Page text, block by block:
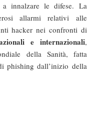
innalzare le difese. La
allarmi relativi alle
hacker nei confronti di
e internazionali,
della Sanità, fatta
phishing dall’inizio della